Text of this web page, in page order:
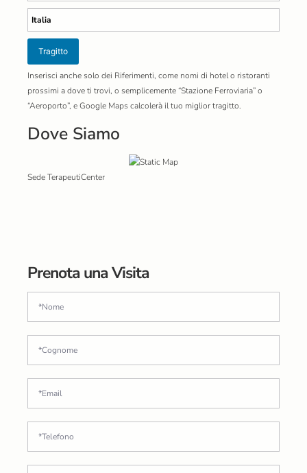
Tragitto
Inserisci anche solo dei Riferimenti, come nomi di hotel o ristoranti
prossimi a dove ti trovi, o semplicemente “Stazione Ferroviaria” o
“Aeroporto”, e Google Maps calcolerà il tuo miglior tragitto.
Dove Siamo
Sede TerapeutiCenter
Prenota una Visita